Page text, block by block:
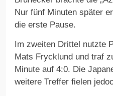
Nur fünf Minuten später
die erste Pause.
Im zweiten Drittel nutzte
Mats Frycklund und traf
Minute auf 4:0. Die
weitere Treffer fielen